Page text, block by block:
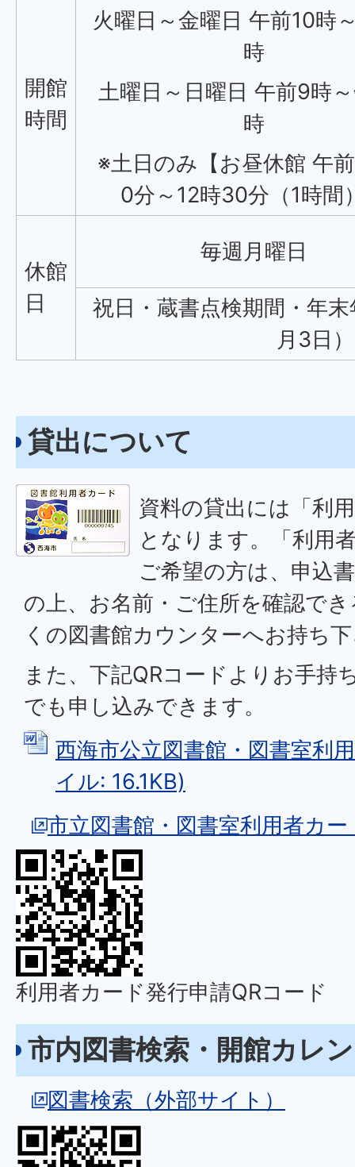
開館
時間
火曜日～金曜日 午前10時
時
土曜日～日曜日 午前9時
時
※土日のみ【お昼休館 午
0分～12時30分（1時間
休館
日
毎週月曜日
祝日・蔵書点検期間・年
月3日）
貸出について
資料の貸出には「利
となります。「利用
ご希望の方は、申込
の上、お名前・ご住所を確認で
くの図書館カウンターへお持ち
また、下記QRコードよりお手持
でも申し込みできます。
西海市公立図書館・図書室利
イル: 16.1KB)
市立図書館・図書室利用者カ
利用者カード発行申請QRコード
市内図書検索・開館カレ
図書検索（外部サイト）